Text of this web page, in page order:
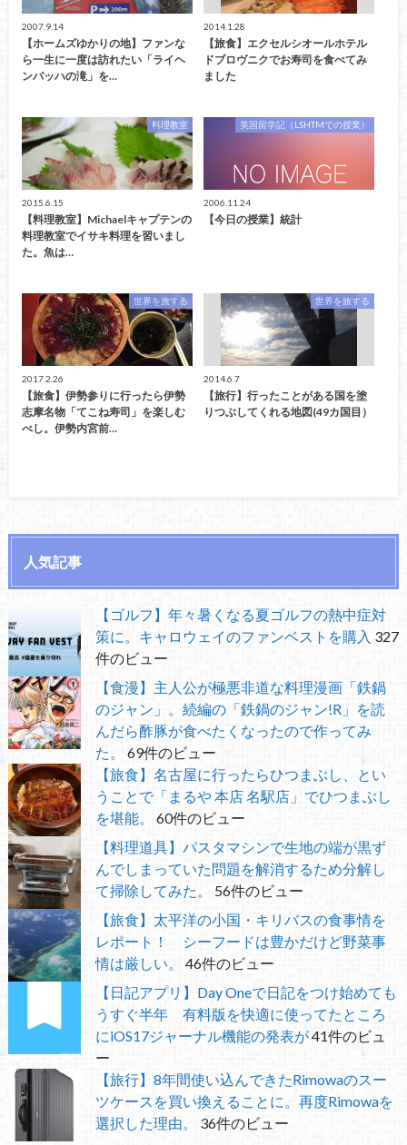
2007.9.14
【ホームズゆかりの地】ファンな
ら一生に一度は訪れたい「ライヘ
ンバッハの滝」を…
2014.1.28
【旅食】エクセルシオールホテル
ドブロヴニクでお寿司を食べてみ
ました
料理教室
2015.6.15
【料理教室】Michaelキャプテンの
料理教室でイサキ料理を習いまし
た。魚は…
英国留学記（LSHTMでの授業）
2006.11.24
【今日の授業】統計
世界を旅する
2017.2.26
【旅食】伊勢参りに行ったら伊勢
志摩名物「てこね寿司」を楽しむ
べし。伊勢内宮前…
世界を旅する
2014.6.7
【旅行】行ったことがある国を塗
りつぶしてくれる地図(49カ国目）
人気記事
【ゴルフ】年々暑くなる夏ゴルフの熱中症対
策に。キャロウェイのファンベストを購入 327
件のビュー
【食漫】主人公が極悪非道な料理漫画「鉄鍋
のジャン」。続編の「鉄鍋のジャン!R」を読
んだら酢豚が食べたくなったので作ってみ
た。
69件のビュー
【旅食】名古屋に行ったらひつまぶし、とい
うことで「まるや 本店 名駅店」でひつまぶし
を堪能。
60件のビュー
【料理道具】パスタマシンで生地の端が黒ず
んでしまっていた問題を解消するため分解し
て掃除してみた。
56件のビュー
【旅食】太平洋の小国・キリバスの食事情を
レポート！ シーフードは豊かだけど野菜事
情は厳しい。
46件のビュー
【日記アプリ】Day Oneで日記をつけ始めても
うすぐ半年 有料版を快適に使ってたところ
にiOS17ジャーナル機能の発表が41件のビュ
ー
【旅行】8年間使い込んできたRimowaのスー
ツケースを買い換えることに。再度Rimowaを
選択した理由。
36件のビュー